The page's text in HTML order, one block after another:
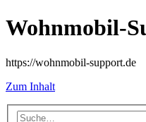
Wohnmobil-
https://wohnmobil-support.de
Zum Inhalt